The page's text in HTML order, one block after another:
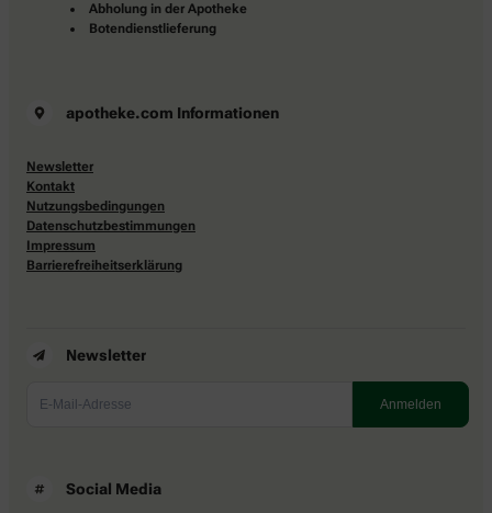
Abholung in der Apotheke
Botendienstlieferung
apotheke.com Informationen
Newsletter
Kontakt
Nutzungsbedingungen
Datenschutzbestimmungen
Impressum
Barrierefreiheitserklärung
Newsletter
Social Media